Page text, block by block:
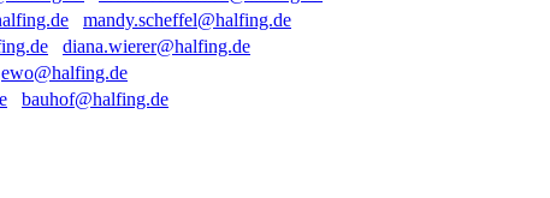
mandy.scheffel@halfing.de
diana.wierer@halfing.de
ewo@halfing.de
bauhof@halfing.de